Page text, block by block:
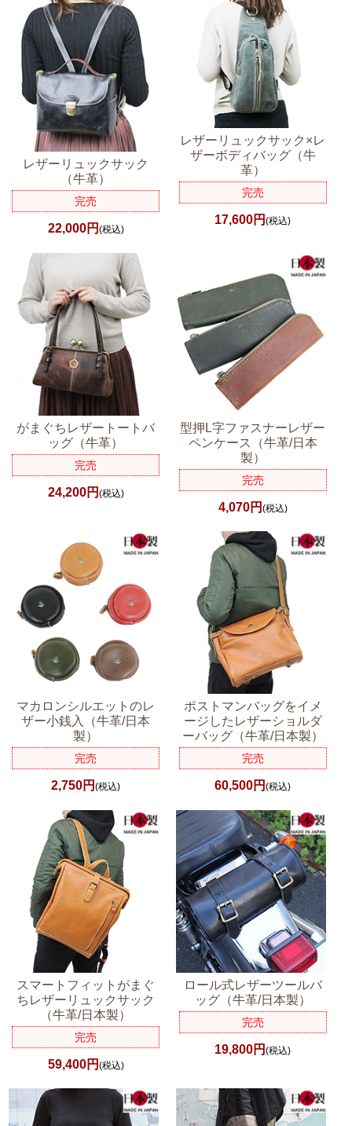
レザーリュックサック
（牛革）
完売
22,000円 (税込)
レザーリュックサック×レ
ザーボディバッグ（牛
革）
完売
17,600円(税込)
がまぐちレザートートバ
ッグ（牛革）
完売
24,200円 (税込)
型押L字ファスナーレザー
ペンケース（牛革/日本
製）
完売
4,070円 (税込)
マカロンシルエットのレ
ザー小銭入（牛革/日本
製）
完売
2,750円(税込)
ポストマンバッグをイメ
ージしたレザーショルダ
ーバッグ（牛革/日本製）
完売
60,500円(税込)
スマートフィットがまぐ
ちレザーリュックサック
（牛革/日本製）
完売
59,400円 (税込)
ロール式レザーツールバ
ッグ（牛革/日本製）
完売
19,800円(税込)